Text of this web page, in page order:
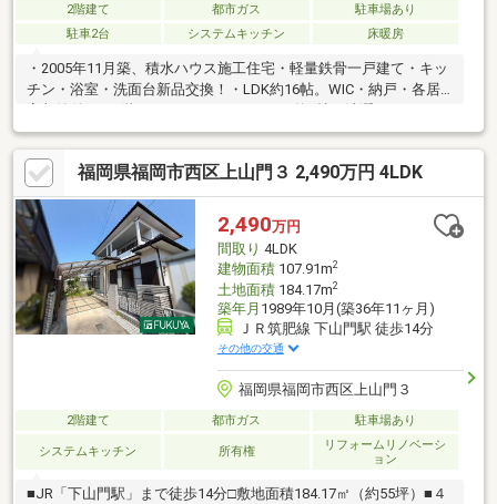
2階建て 都市ガス
駐車場あり
駐車2台
システムキッチン 床暖房
・2005年11月築、積水ハウス施工住宅・軽量鉄骨一戸建て・キッ
チン・浴室・洗面台新品交換！・LDK約16帖。WIC・納戸・各居
室収納付き、2階トイレあり・サンルーム約3帖。洗濯スペースや
趣味空間にも活躍・《エネファーム導入》蓄電池・床暖房あり・
外構：高圧洗浄にて清掃済・駐車2台可能＋カーポート付き・空家
のため、いつでも内覧可能です！・土地区画整理事業によって整
理された綺麗な街並み・約202㎡のゆとりある敷地で、のびのび
暮らせます♪やわらかな南欧風デザイン。暮らしやすさや収納力に
もこだわった一邸。
福岡県福岡市西区上山門３ 2,490万円 4LDK
2,490万円
間取り 4LDK
建物面積107.91m2
土地面積184.17m2
築年月 1989年10月(築36年11ヶ月)
ＪＲ筑肥線 下山門駅 徒歩14分
その他の交通
福岡県福岡市西区上山門３
2階建て 都市ガス 駐車場あり
システムキッチン 所有権
リフォームリノベーシ
ョン
■JR「下山門駅」まで徒歩14分□敷地面積184.17㎡（約55坪）■４